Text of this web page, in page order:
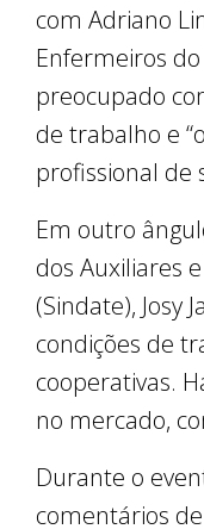
com Adriano
Enfermeiros
preocupado
de trabalho e
profissional de
Em outro
dos Auxiliares
(Sindate), Josy
condições de
cooperativas.
no mercado,
Durante o
comentários